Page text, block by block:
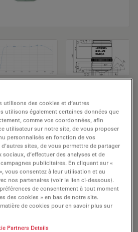
HC PL APO
0,45 a un grossissement de
de 0,45mm. Pour une
matériel en
un objectif fileté M25 ayant une
de 2,8 mm et un NC (numéro
utilisons des cookies et d’autres
utilisons également certaines données que
comme vos coordonnées, afin
utilisateur sur notre site, de vous proposer
personnalisés en fonction de vos
sites, de vous permettre de partager
d’effectuer des analyses et de
publicitaires. En cliquant sur «
vous consentez à leur utilisation et au
nos partenaires (voir le lien ci-dessous).
de consentement à tout moment
des cookies » en bas de notre site.
de cookies pour en savoir plus sur
Partners Details